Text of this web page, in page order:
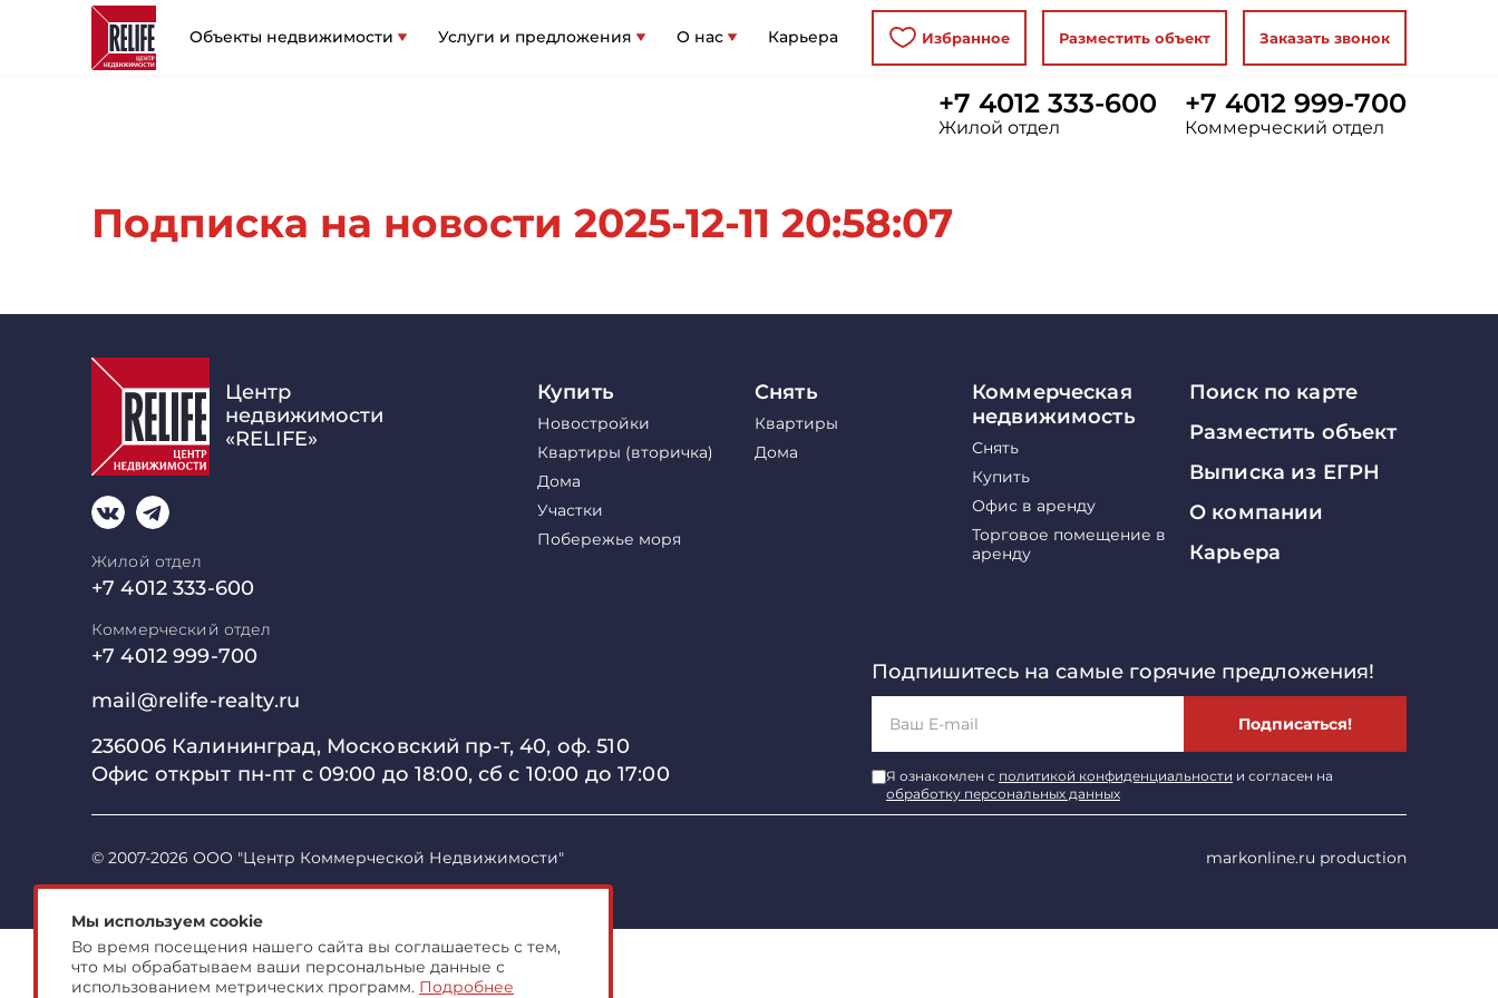
Объекты недвижимости Услуги и предложения О нас Карьера Избранное Разместить объект Заказать звонок
+7 4012 333-600
Жилой отдел
+7 4012 999-700
Коммерческий отдел
Подписка на новости 2025-12-11 20:58:07
Центр
недвижимости
«RELIFE»
Жилой отдел
+7 4012 333-600
Коммерческий отдел
+7 4012 999-700
mail@relife-realty.ru
236006 Калининград, Московский пр-т, 40, оф. 510
Офис открыт пн-пт с 09:00 до18:00, сб с 10:00 до 17:00
Купить
Новостройки
Квартиры (вторичка)
Дома
Участки
Побережье моря
Снять
Квартиры
Дома
Коммерческая
недвижимость
Снять
Купить
Офис в аренду
Торговое помещение в
аренду
Поиск по карте
Разместить объект
Выписка из ЕГРН
О компании
Карьера
© 2007-2026 ООО "Центр Коммерческой Недвижимости" markonline.ru production
Подпишитесь на самые горячие предложения!
Подписаться!
Я ознакомлен с политикой конфиденциальности и согласен на
обработку персональных данных
Мы используем cookie
Во время посещения нашего сайта вы соглашаетесь с тем,
что мы обрабатываем ваши персональные данные с
использованием метрических программ. Подробнее